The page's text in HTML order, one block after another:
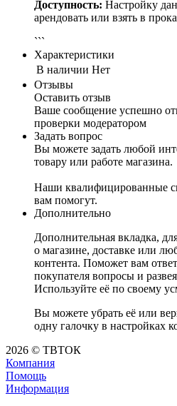
Доступность: Настройку
арендовать или взять в
```
Характеристики
В наличии Нет
Отзывы
Оставить отзыв
Ваше сообщение успешно
проверки модератором
Задать вопрос
Вы можете задать любой
товару или работе магазина.
Наши квалифицированные
вам помогут.
Дополнительно
Дополнительная вкладка,
о магазине, доставке или
контента. Поможет вам
покупателя вопросы и
Используйте её по своему
Вы можете убрать её или
одну галочку в настройках
2026 © ТВТОК
Компания
Помощь
Информация